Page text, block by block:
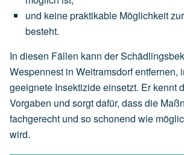
und keinepraktikable Möglichkeitzur
besteht.
In diesen Fällen kann der
Wespennest in Weitramsdorf entfernen,
geeignete Insektizide einsetzt. Er kennt
Vorgaben und sorgt dafür, dass die
fachgerecht und so schonend wie
wird.